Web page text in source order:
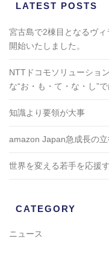
LATEST POSTS
宮古島で2棟目となるヴ
開始いたしました。
NTTドコモソリューショ
な“お・も・て・な・し”
知識より要領が大事
amazon Japan急成長の
世界を変える若手を応援
CATEGORY
ニュース